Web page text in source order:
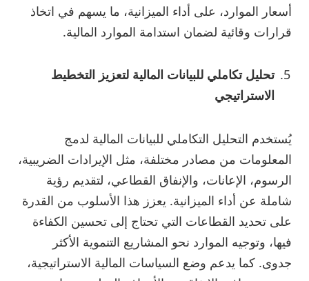
أسعار الموارد، على أداء الميزانية، ما يسهم في اتخاذ
قرارات وقائية لضمان استدامة الموارد المالية.
تحليل تكاملي للبيانات المالية لتعزيز التخطيط
الاستراتيجي
يُستخدم التحليل التكاملي للبيانات المالية لدمج
المعلومات من مصادر مختلفة، مثل الإيرادات الضريبية،
الرسوم، الإعانات، والإنفاق القطاعي، لتقديم رؤية
شاملة عن أداء الميزانية. يعزز هذا الأسلوب من القدرة
على تحديد القطاعات التي تحتاج إلى تحسين الكفاءة
فيها، وتوجيه الموارد نحو المشاريع التنموية الأكثر
جدوى. كما يدعم وضع السياسات المالية الاستراتيجية،